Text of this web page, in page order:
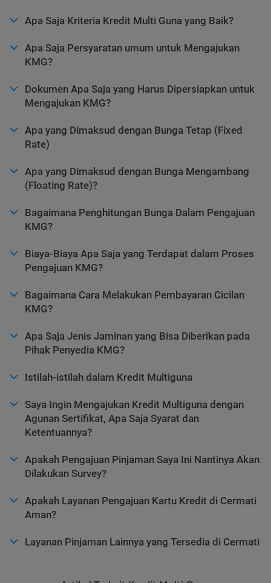
Apa Saja Kriteria Kredit Multi Guna yang Baik?
Apa Saja Persyaratan umum untuk Mengajukan
KMG?
Dokumen Apa Saja yang Harus Dipersiapkan untuk
Mengajukan KMG?
Apa yang Dimaksud dengan Bunga Tetap (Fixed
Rate)
Apa yang Dimaksud dengan Bunga Mengambang
(Floating Rate)?
Bagaimana Penghitungan Bunga Dalam Pengajuan
KMG?
Biaya-Biaya Apa Saja yang Terdapat dalam Proses
Pengajuan KMG?
Bagaimana Cara Melakukan Pembayaran Cicilan
KMG?
Apa Saja Jenis Jaminan yang Bisa Diberikan pada
Pihak Penyedia KMG?
Istilah-istilah dalam Kredit Multiguna
Saya Ingin Mengajukan Kredit Multiguna dengan
Agunan Sertifikat, Apa Saja Syarat dan
Ketentuannya?
Apakah Pengajuan Pinjaman Saya Ini Nantinya Akan
Dilakukan Survey?
Apakah Layanan Pengajuan Kartu Kredit di Cermati
Aman?
Layanan Pinjaman Lainnya yang Tersedia di Cermati